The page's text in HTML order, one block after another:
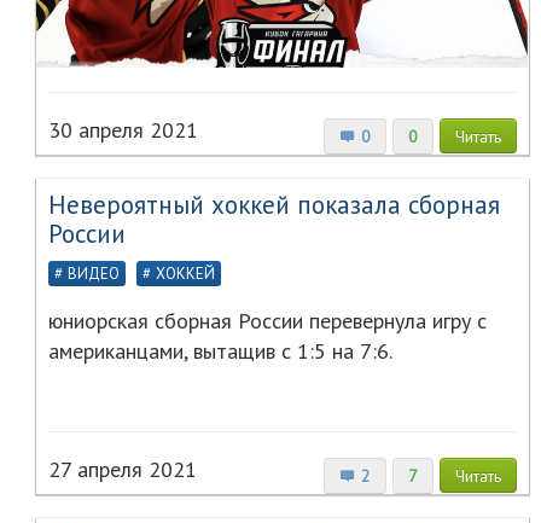
0 0 Читать
30 апреля 2021
Невероятный хоккей показала сборная
России
ВИДЕО ХОККЕЙ
юниорская сборная России перевернула игру с
американцами, вытащив с 1:5 на 7:6.
2 7 Читать
27 апреля 2021